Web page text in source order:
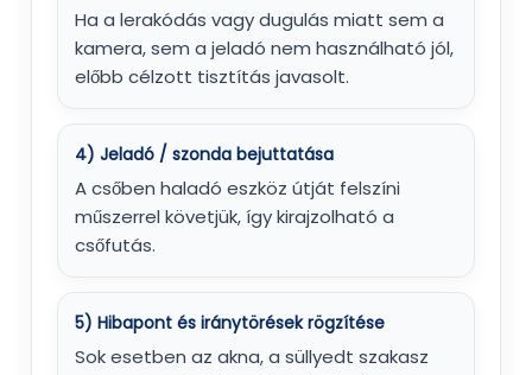
Ha a lerakódás vagy dugulás miatt sem a
kamera, sem a jeladó nem használható jól,
előbb célzott tisztítás javasolt.
4) Jeladó / szonda bejuttatása
A csőben haladó eszköz útját felszíni
műszerrel követjük, így kirajzolható a
csőfutás.
5) Hibapont és iránytörések rögzítése
Sok esetben az akna, a süllyedt szakasz